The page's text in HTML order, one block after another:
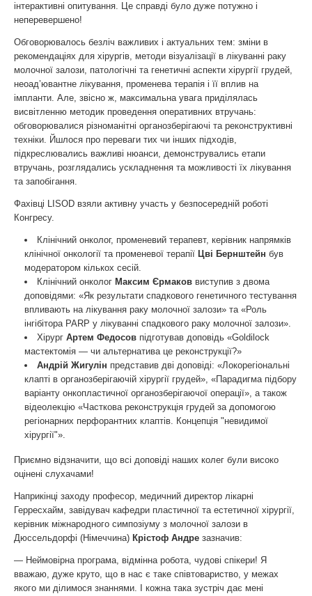
інтерактивні опитування. Це справді було дуже потужно і
неперевершено!
Обговорювалось безліч важливих і актуальних тем: зміни в
рекомендаціях для хірургів, методи візуалізації в лікуванні раку
молочної залози, патологічні та генетичні аспекти хірургії грудей,
неоад’ювантне лікування, променева терапія і її вплив на
імпланти. Але, звісно ж, максимальна увага приділялась
висвітленню методик проведення оперативних втручань:
обговорювалися різноманітні органозберігаючі та реконструктивні
техніки. Йшлося про переваги тих чи інших підходів,
підкреслювались важливі нюанси, демонструвались етапи
втручань, розглядались ускладнення та можливості їх лікування
та запобігання.
Фахівці LISOD взяли активну участь у безпосередній роботі
Конгресу.
Клінічний онколог, променевий терапевт, керівник напрямків
клінічної онкології та променевої терапії Цві Бернштейн був
модератором кількох сесій.
Клінічний онколог Максим Єрмаков виступив з двома
доповідями: «Як результати спадкового генетичного тестування
впливають на лікування раку молочної залози» та «Роль
інгібітора PARP у лікуванні спадкового раку молочної залози».
Хірург Артем Федосов підготував доповідь «Goldilock
мастектомія — чи альтернатива це реконструкції?»
Андрій Жигулін представив дві доповіді: «Локорегіональні
клапті в органозберігаючій хірургії грудей», «Парадигма підбору
варіанту онкопластичної органозберігаючої операції», а також
відеолекцію «Часткова реконструкція грудей за допомогою
регіонарних перфорантних клаптів. Концепція "невидимої
хірургії"».
Приємно відзначити, що всі доповіді наших колег були високо
оцінені слухачами!
Наприкінці заходу професор, медичний директор лікарні
Герресхайм, завідувач кафедри пластичної та естетичної хірургії,
керівник міжнародного симпозіуму з молочної залози в
Дюссельдорфі (Німеччина) Крістоф Андре зазначив:
— Неймовірна програма, відмінна робота, чудові спікери! Я
вважаю, дуже круто, що в нас є таке співтовариство, у межах
якого ми ділимося знаннями. І кожна така зустріч дає мені